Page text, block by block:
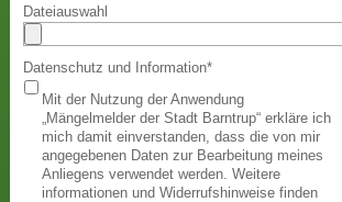
Dateiauswahl
Datenschutz und Information*
Mit der Nutzung der Anwendung
„Mängelmelder der Stadt Barntrup“ erkläre ich
mich damit einverstanden, dass die von mir
angegebenen Daten zur Bearbeitung meines
Anliegens verwendet werden. Weitere
informationen und Widerrufshinweise finden